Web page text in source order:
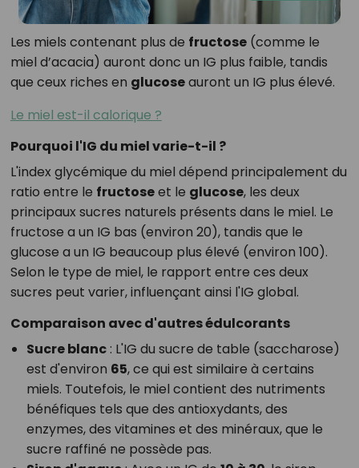
Les miels contenant plus de fructose(comme le
miel d’acacia) auront donc un IG plus faible, tandis
que ceux riches en glucoseauront un IG plus élevé.
Le miel est-il calorique ?
Pourquoi l'IG du miel varie-t-il ?
L'index glycémique du miel dépend principalement du
ratio entre le fructoseet le glucose, les deux
principaux sucres naturels présents dans le miel. Le
fructose a un IG bas (environ 20), tandis que le
glucose a un IG beaucoup plus élevé (environ 100).
Selon le type de miel, le rapport entre ces deux
sucres peut varier, influençant ainsi l'IG global.
Comparaison avec d'autres édulcorants
Sucre blanc: L'IG du sucre de table (saccharose)
est d'environ 65, ce qui est similaire à certains
miels. Toutefois, le miel contient des nutriments
bénéfiques tels que des antioxydants, des
enzymes, des vitamines et des minéraux, que le
sucre raffiné ne possède pas.